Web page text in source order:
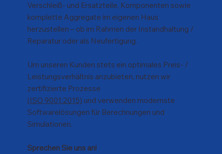
Verschleiß- und Ersatzteile, Komponenten sowie
komplette Aggregate im eigenen Haus
herzustellen – ob im Rahmen der Instandhaltung /
Reparatur oder als Neufertigung.
Um unseren Kunden stets ein optimales Preis- /
Leistungsverhältnis anzubieten, nutzen wir
zertifizierte Prozesse
(ISO 9001:2015) und verwenden modernste
Softwarelösungen für Berechnungen und
Simulationen.
Sprechen Sie uns an!